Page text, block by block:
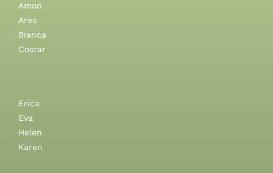
Amon
Ares
Bianca
Costar
Erica
Eva
Helen
Karen